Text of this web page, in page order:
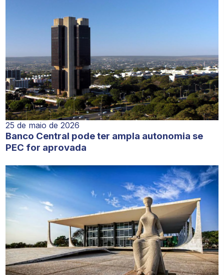
25 de maio de 2026
Banco Central pode ter ampla autonomia se
PEC for aprovada